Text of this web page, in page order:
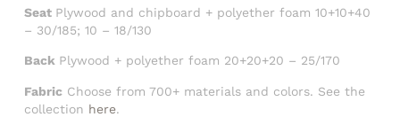
Seat Plywood and chipboard + polyether foam 10+10+40
– 30/185; 10 – 18/130
Back Plywood + polyether foam 20+20+20 – 25/170
FabricChoose from 700+ materials and colors. See the
collection here.